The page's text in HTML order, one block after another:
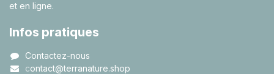
et en ligne.
Infos pratiques
Contactez-nous
contact@terranature.shop